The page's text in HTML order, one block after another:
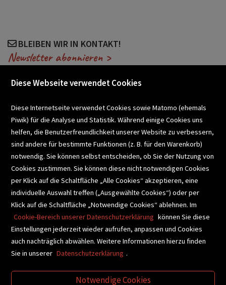
BLEIBEN WIR IN KONTAKT!
Newsletter abonnieren >
SCHULBUCHSERVICE
BUCHEMPFEHLUNGEN
BIBLIOTHEKSSERVICE
VIDEO-TIPPS
Diese Webseite verwendet Cookies
Diese Internetseite verwendet Cookies sowie Matomo (ehemals
Piwik) für die Analyse und Statistik. Während einige Cookies uns
helfen, die Benutzerfreundlichkeit unserer Website zu verbessern,
sind andere für bestimmte Funktionen (z. B. für den Warenkorb)
notwendig. Sie können selbst entscheiden, ob Sie der Nutzung von
Cookies zustimmen. Sie können diese nicht notwendigen Cookies
per Klick auf die Schaltfläche „Alle Cookies“ akzeptieren, eine
individuelle Auswahl treffen („Ausgewählte Cookies“) oder per
Klick auf die Schaltfläche „Notwendige Cookies“ ablehnen. Im
Cookie-Bereich unserer Datenschutzerklärung können Sie diese
Einstellungen jederzeit wieder aufrufen, anpassen und Cookies
auch nachträglich abwählen. Weitere Informationen hierzu finden
Sie in unserer Datenschutzerklärung .
Notwendige Cookies